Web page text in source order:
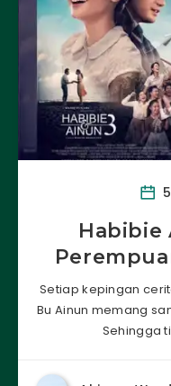
Habibie
Setiap kepingan
Bu Ainun memang
Sehingga